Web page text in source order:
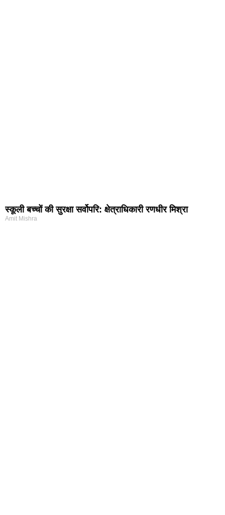
स्कूली बच्चों की सुरक्षा सर्वोपरि: क्षेत्राधिकारी रणधीर मिश्रा
Amit Mishra